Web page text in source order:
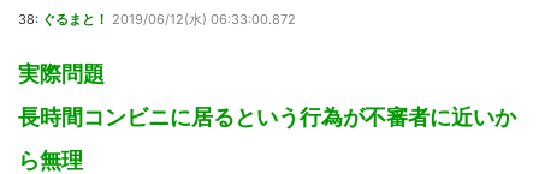
38: ぐるまと！ 2019/06/12(水) 06:33:00.872
実際問題
長時間コンビニに居るという行為が不審者に近いか
ら無理